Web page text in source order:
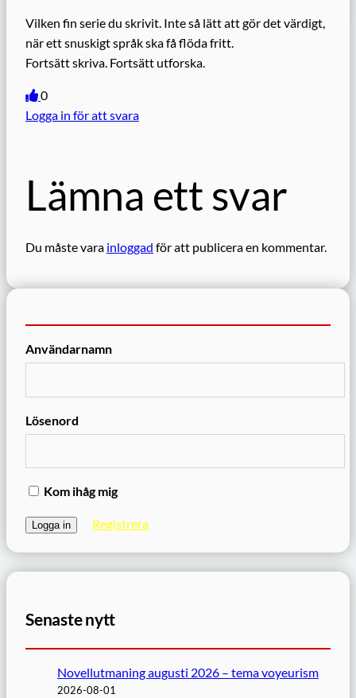
Vilken fin serie du skrivit. Inte så lätt att gör det värdigt,
när ett snuskigt språk ska få flöda fritt.
Fortsätt skriva. Fortsätt utforska.
0
Logga in för att svara
Lämna ett svar
Du måste vara inloggad för att publicera en kommentar.
Användarnamn
Lösenord
Kom ihåg mig
Registrera
Senaste nytt
Novellutmaning augusti 2026 – tema voyeurism
2026-08-01